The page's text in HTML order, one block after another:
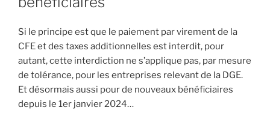
Si le principe est que le paiement par virement de la
CFE et des taxes additionnelles est interdit, pour
autant, cette interdiction ne s’applique pas, par mesure
de tolérance, pour les entreprises relevant de la DGE.
Et désormais aussi pour de nouveaux bénéficiaires
depuis le 1er janvier 2024…